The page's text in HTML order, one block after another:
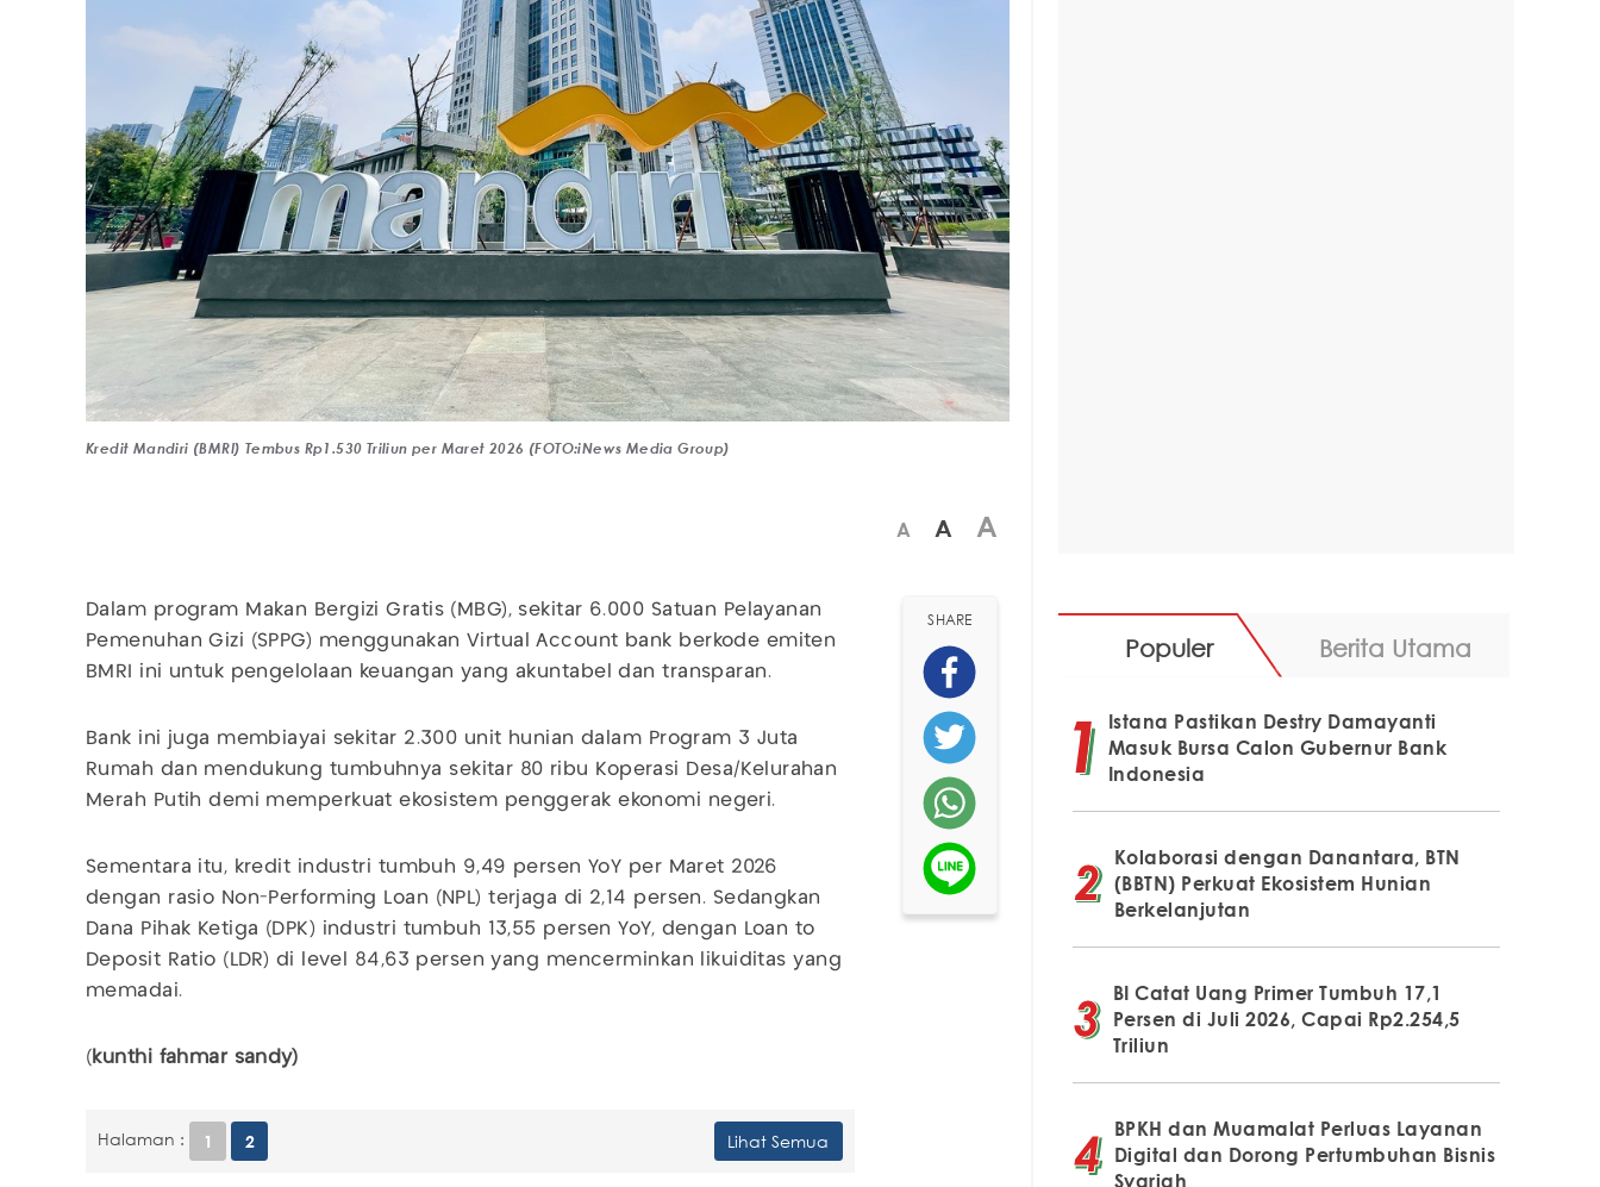
Kredit Mandiri (BMRI) Tembus Rp1.530 Triliun per Maret 2026 (FOTO:iNews Media Group)
A A A
Dalam program Makan Bergizi Gratis (MBG), sekitar 6.000 Satuan Pelayanan
Pemenuhan Gizi (SPPG) menggunakan Virtual Account bank berkode emiten
BMRI ini untuk pengelolaan keuangan yang akuntabel dan transparan.
Bank ini juga membiayai sekitar 2.300 unit hunian dalam Program 3 Juta
Rumah dan mendukung tumbuhnya sekitar 80 ribu Koperasi Desa/Kelurahan
Merah Putih demi memperkuat ekosistem penggerak ekonomi negeri.
Sementara itu, kredit industri tumbuh 9,49 persen YoY per Maret 2026
dengan rasio Non-Performing Loan (NPL) terjaga di 2,14 persen. Sedangkan
Dana Pihak Ketiga (DPK) industri tumbuh 13,55 persen YoY, dengan Loan to
Deposit Ratio (LDR) di level 84,63 persen yang mencerminkan likuiditas yang
memadai.
( kunthi fahmar sandy)
Halaman : 1 2 Lihat Semua
SHARE
Populer Berita Utama
Istana Pastikan Destry Damayanti
Masuk Bursa Calon Gubernur Bank
Indonesia
Kolaborasi dengan Danantara, BTN
(BBTN) Perkuat Ekosistem Hunian
Berkelanjutan
BI Catat Uang Primer Tumbuh 17,1
Persen di Juli 2026, Capai Rp2.254,5
Triliun
BPKH dan Muamalat Perluas Layanan
Digital dan Dorong Pertumbuhan Bisnis
Syariah